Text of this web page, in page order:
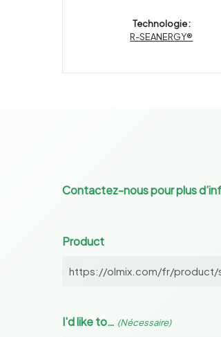
Technologie :
R-SEANERGY®
Contactez-nous pour plus
Product
I'd like to… (Nécessaire)